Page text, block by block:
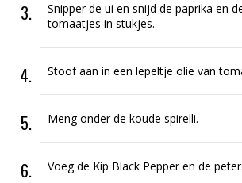
Snipper de ui en snijd de paprika en
tomaatjes in stukjes.
Stoof aan in een lepeltje olie van
Meng onder de koude spirelli.
Voeg de Kip Black Pepper en de